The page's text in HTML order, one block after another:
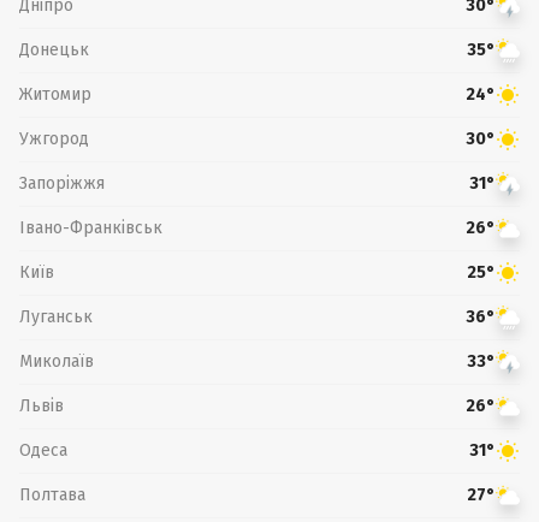
Дніпро 30°
Донецьк 35°
Житомир 24°
Ужгород 30°
Запоріжжя 31°
Івано-Франківськ 26°
Київ 25°
Луганськ 36°
Миколаїв 33°
Львів 26°
Одеса 31°
Полтава 27°